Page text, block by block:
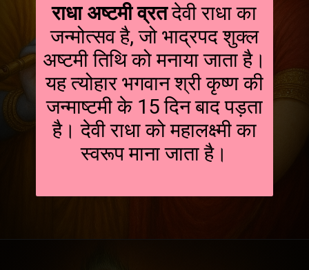
राधा अष्टमी व्रतदेवी राधा का
जन्मोत्सव है, जो भाद्रपद शुक्ल
अष्टमी तिथि को मनाया जाता है।
यह त्योहार भगवान श्री कृष्ण की
जन्माष्टमी के 15 दिन बाद पड़ता
है। देवी राधा को महालक्ष्मी का
स्वरूप माना जाता है।